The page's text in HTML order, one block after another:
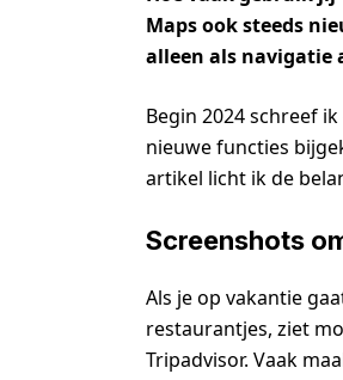
Maps ook steeds
alleen als navigatie
Begin 2024 schreef
nieuwe functies
artikel licht ik de
Screenshots
Als je op vakantie
restaurantjes, ziet
Tripadvisor. Vaak